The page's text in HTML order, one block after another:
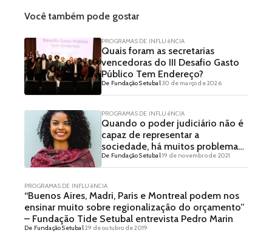
Você também pode gostar
PROGRAMAS DE INFLUêNCIA
Quais foram as secretarias
vencedoras do III Desafio Gasto
Público Tem Endereço?
De Fundação Setubal30 de março de 2026
PROGRAMAS DE INFLUêNCIA
Quando o poder judiciário não é
capaz de representar a
sociedade, há muitos problemas
de reforço na cultura racista –
Fundação Tide Setubal entrevista
Lígia Batista
De Fundação Setubal19 de novembro de 2021
PROGRAMAS DE INFLUêNCIA
“Buenos Aires, Madri, Paris e Montreal podem nos
ensinar muito sobre regionalização do orçamento”
– Fundação Tide Setubal entrevista Pedro Marin
De Fundação Setubal29 de outubro de 2019